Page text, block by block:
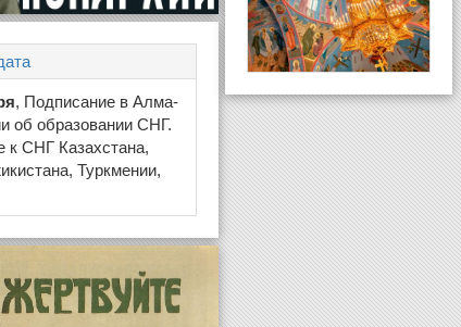
, Подписание в Алма-
об образовании СНГ.
к СНГ Казахстана,
Туркмении,